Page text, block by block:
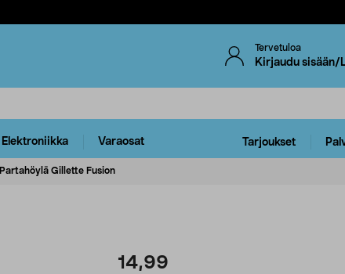
Tervetuloa
Kirjaudu sisään/
Elektroniikka Varaosat Tarjoukset
Partahöylä Gillette Fusion
14,99